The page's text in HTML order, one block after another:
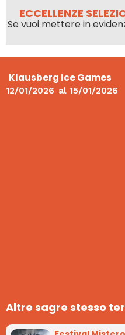
ECCELLENZE
Se vuoi mettere in
Klausberg Ice Games
12/01/2026 al 15/01/2026
Altre sagre stesso